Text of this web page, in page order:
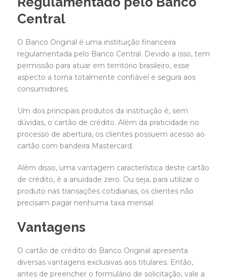
Central
O Banco Original é uma instituição financeira
regulamentada pelo Banco Central. Devido a isso, tem
permissão para atuar em território brasileiro, esse
aspecto a torna totalmente confiável e segura aos
consumidores.
Um dos principais produtos da instituição é, sem
dúvidas, o cartão de crédito. Além da praticidade no
processo de abertura, os clientes possuem acesso ao
cartão com bandeira Mastercard.
Além disso, uma vantagem característica deste cartão
de crédito, é a anuidade zero. Ou seja, para utilizar o
produto nas transações cotidianas, os clientes não
precisam pagar nenhuma taxa mensal.
Vantagens
O cartão de crédito do Banco Original apresenta
diversas vantagens exclusivas aos titulares. Então,
antes de preencher o formulário de solicitação, vale a